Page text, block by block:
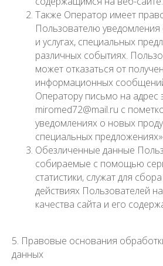
Также Оператор имеет
Пользователю уведомления
и услугах, специальных
различных событиях.
может отказаться от
информационных
Оператору письмо на адрес
miromed72@mail.ru с
уведомлениях о новых
специальных
Обезличенные данные
собираемые с помощью
статистики, служат для
действиях Пользователей
качества сайта и его
5. Правовые основания
данных